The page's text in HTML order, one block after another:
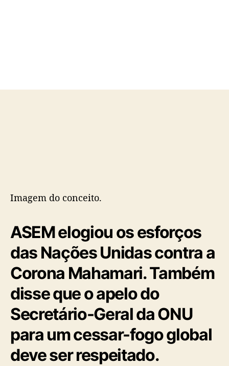
s
l
Imagem do conceito.
ASEM elogiou os esforços
das Nações Unidas contra a
Corona Mahamari. Também
disse que o apelo do
Secretário-Geral da ONU
para um cessar-fogo global
deve ser respeitado.